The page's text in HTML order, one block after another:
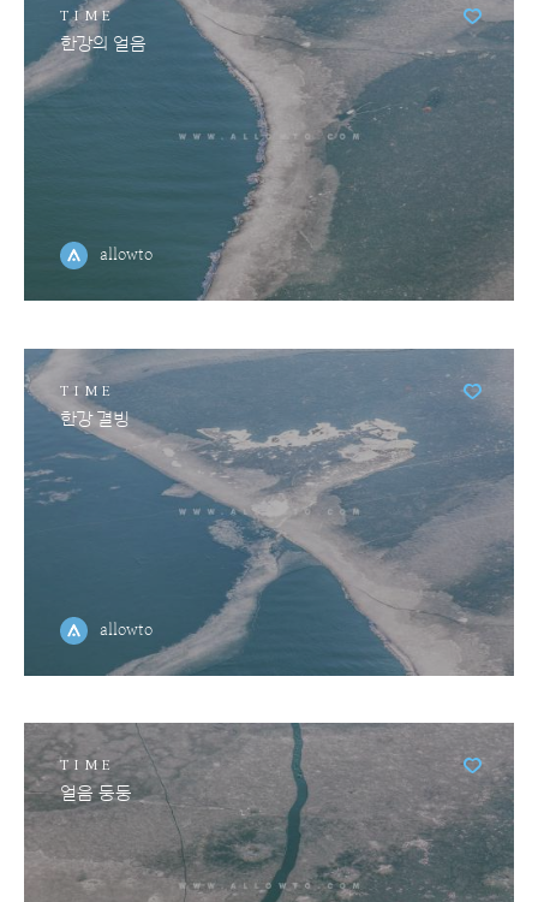
TIME
한강의 얼음
allowto
TIME
한강 결빙
allowto
TIME
얼음 둥둥